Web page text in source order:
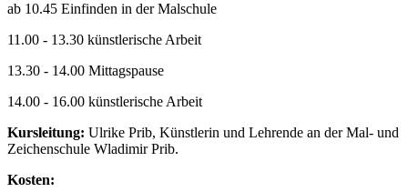
ab 10.45 Einfinden in der Malschule
11.00 - 13.30 künstlerische Arbeit
13.30 - 14.00 Mittagspause
14.00 - 16.00 künstlerische Arbeit
Kursleitung: Ulrike Prib, Künstlerin und Lehrende an der Mal- und
Zeichenschule Wladimir Prib.
Kosten: